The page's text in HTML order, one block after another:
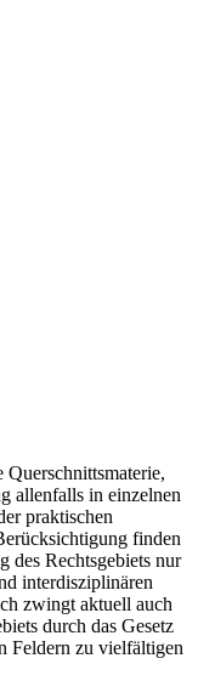
Querschnittsmaterie,
allenfalls in einzelnen
praktischen
finden
des Rechtsgebiets nur
interdisziplinären
zwingt aktuell auch
durch das Gesetz
Feldern zu vielfältigen